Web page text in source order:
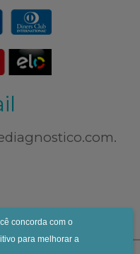
concorda com o
para melhorar a